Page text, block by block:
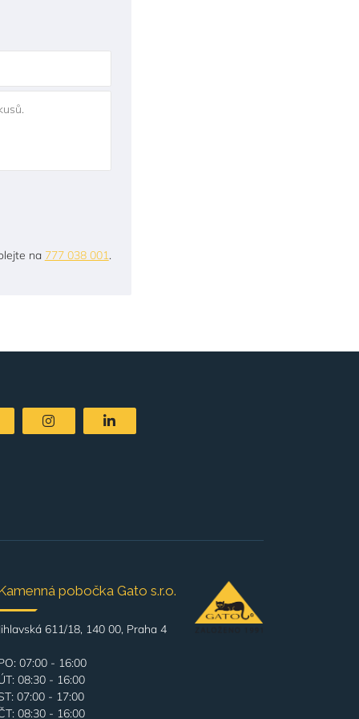
na 777 038 001.
pobočka Gato s.r.o.
611/18, 140 00, Praha 4
07:00 - 16:00
08:30 - 16:00
07:00 - 17:00
08:30 - 16:00